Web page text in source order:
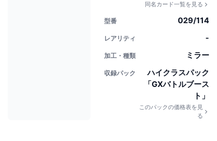
同名カード一覧を見る
型番 029/114
レアリティ -
加工・種類 ミラー
収録パック
ハイクラスパック
「GXバトルブース
ト」
このパックの価格表を見
る